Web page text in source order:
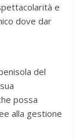
e
dove dar
del
possa
alla gestione